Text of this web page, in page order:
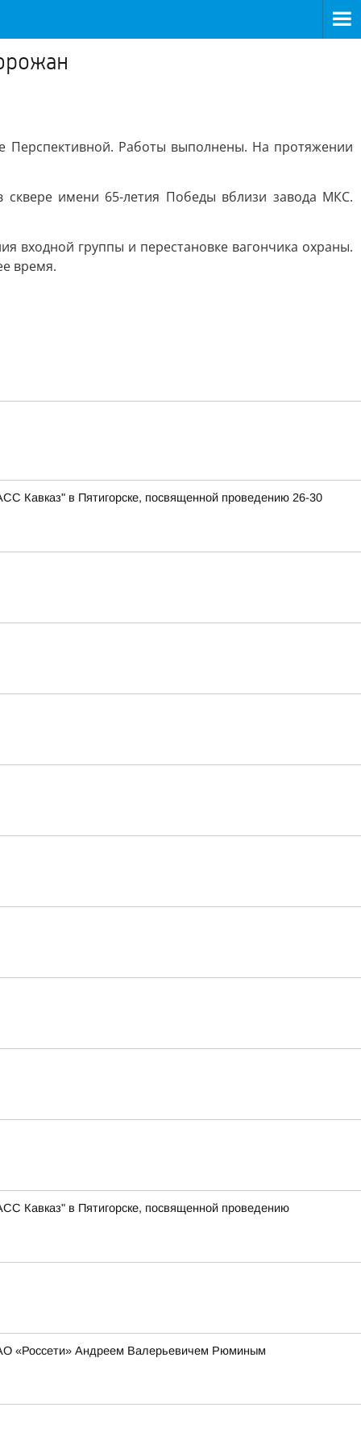
Перспективной. Работы выполнены. На протяжении
сквере имени 65-летия Победы вблизи завода МКС.
входной группы и перестановке вагончика охраны.
время.
Кавказ" в Пятигорске, посвященной проведению 26-30
Кавказ" в Пятигорске, посвященной проведению
«Россети» Андреем Валерьевичем Рюминым